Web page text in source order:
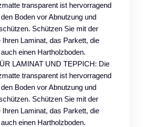
transparent ist hervorragend
Boden vor Abnutzung und
Schützen Sie mit der
Laminat, das Parkett, die
einen Hartholzboden.
LAMINAT UND TEPPICH: Die
transparent ist hervorragend
Boden vor Abnutzung und
Schützen Sie mit der
Laminat, das Parkett, die
einen Hartholzboden.